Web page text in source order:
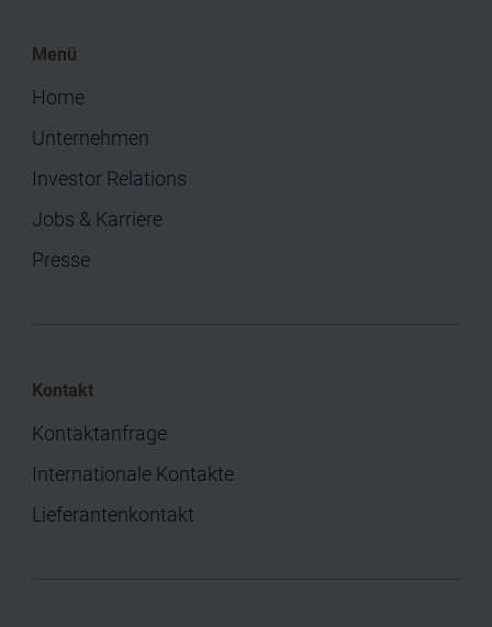
Menü
Home
Unternehmen
Investor Relations
Jobs & Karriere
Presse
Kontakt
Kontaktanfrage
Internationale Kontakte
Lieferantenkontakt